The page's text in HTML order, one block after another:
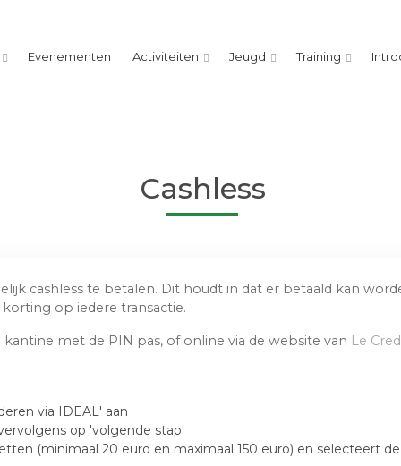
Evenementen Activiteiten Jeugd Training
Cashless
cashless te betalen. Dit houdt in dat er betaald kan
op iedere transactie.
met de PIN pas, of online via de website van Le
via IDEAL' aan
op 'volgende stap'
(minimaal 20 euro en maximaal 150 euro) en selecteert